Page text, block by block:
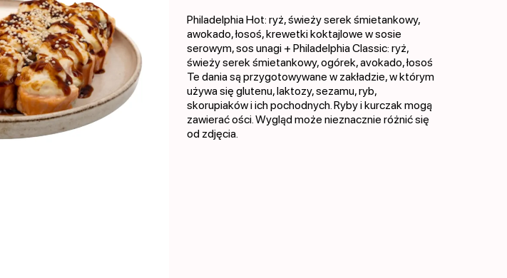
Philadelphia Hot: ryż, świeży serek śmietankowy,
awokado, łosoś, krewetki koktajlowe w sosie
serowym, sos unagi + Philadelphia Classic: ryż,
świeży serek śmietankowy, ogórek, avokado, łosoś
Te dania są przygotowywane w zakładzie, w którym
używa się glutenu, laktozy, sezamu, ryb,
skorupiaków i ich pochodnych. Ryby i kurczak mogą
zawierać ości. Wygląd może nieznacznie różnić się
od zdjęcia.